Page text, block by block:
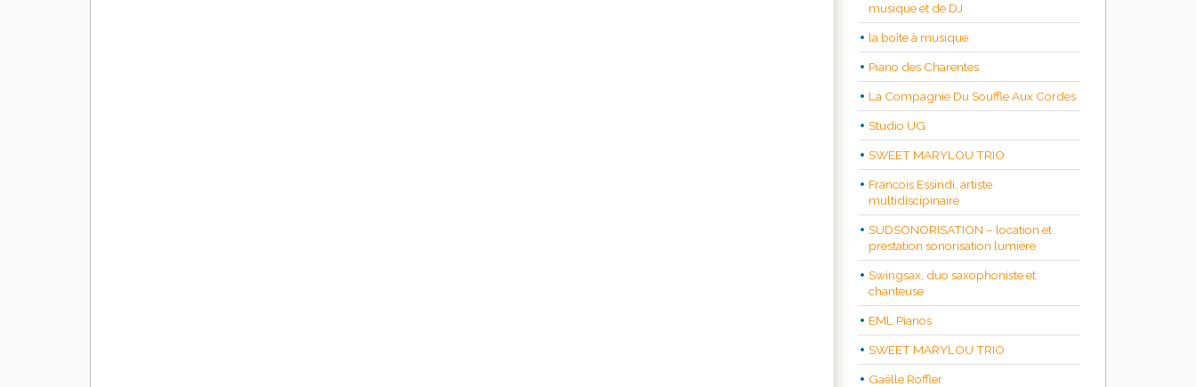
musique et de DJ
la boîte à musique
Piano des Charentes
La Compagnie Du Souffle Aux Cordes
Studio UG
SWEET MARYLOU TRIO
Francois Essindi, artiste
multidiscipinaire
SUDSONORISATION – location et
prestation sonorisation lumière
Swingsax, duo saxophoniste et
chanteuse
EML Pianos
SWEET MARYLOU TRIO
Gaëlle Roffler